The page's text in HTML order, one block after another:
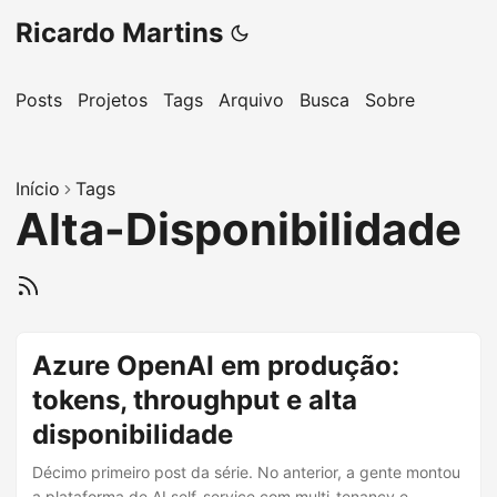
Ricardo Martins
Posts Projetos Tags Arquivo Busca Sobre
Início Tags
Alta-Disponibilidade
Azure OpenAI em produção:
tokens, throughput e alta
disponibilidade
Décimo primeiro post da série. No anterior, a gente montou